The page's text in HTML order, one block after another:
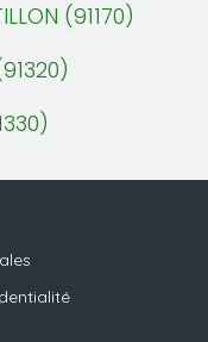
(91170)